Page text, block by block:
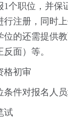
1个职位，并保
行注册，同时
位的还需提供
面）等。
格初审
条件对报名人
试